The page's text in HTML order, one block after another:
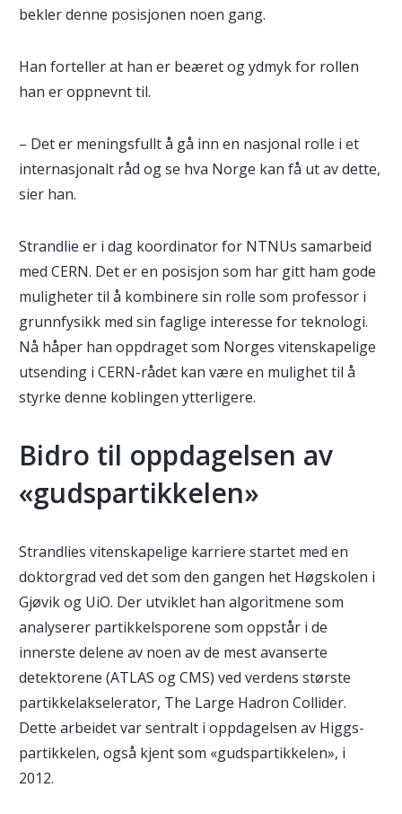
bekler denne posisjonen noen gang.
Han forteller at han er beæret og ydmyk for rollen
han er oppnevnt til.
– Det er meningsfullt å gå inn en nasjonal rolle i et
internasjonalt råd og se hva Norge kan få ut av dette,
sier han.
Strandlie er i dag koordinator for NTNUs samarbeid
med CERN. Det er en posisjon som har gitt ham gode
muligheter til å kombinere sin rolle som professor i
grunnfysikk med sin faglige interesse for teknologi.
Nå håper han oppdraget som Norges vitenskapelige
utsending i CERN-rådet kan være en mulighet til å
styrke denne koblingen ytterligere.
Bidro til oppdagelsen av
«gudspartikkelen»
Strandlies vitenskapelige karriere startet med en
doktorgrad ved det som den gangen het Høgskolen i
Gjøvik og UiO. Der utviklet han algoritmene som
analyserer partikkelsporene som oppstår i de
innerste delene av noen av de mest avanserte
detektorene (ATLAS og CMS) ved verdens største
partikkelakselerator, The Large Hadron Collider.
Dette arbeidet var sentralt i oppdagelsen av Higgs-
partikkelen, også kjent som «gudspartikkelen», i
2012.